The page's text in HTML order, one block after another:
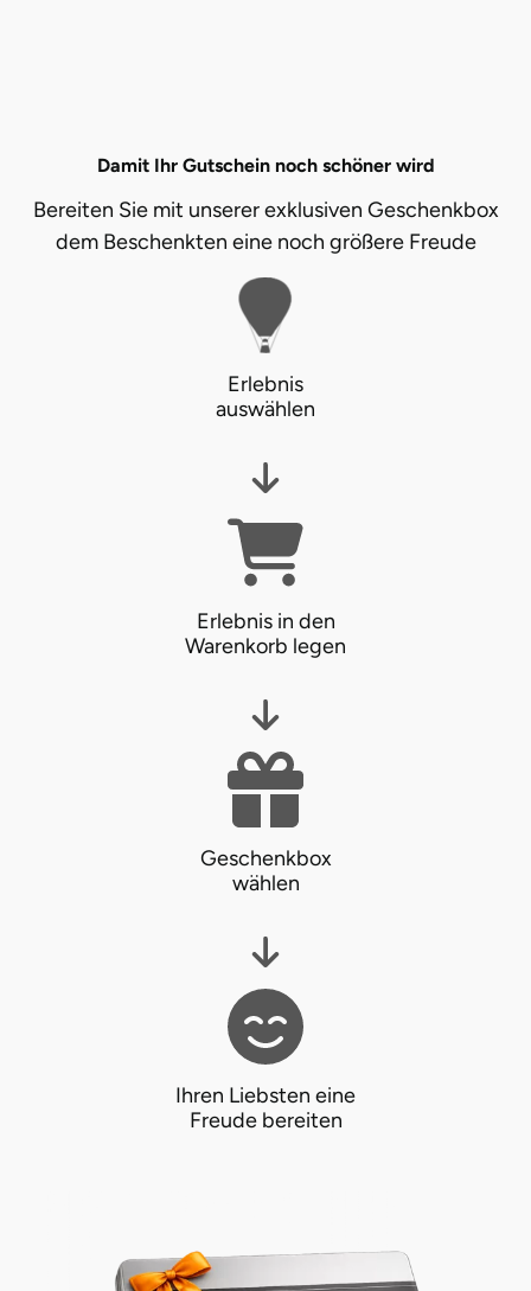
Damit Ihr Gutschein noch schöner wird
Bereiten Sie mit unserer exklusiven Geschenkbox
dem Beschenkten eine noch größere Freude
Erlebnis
auswählen
Erlebnis in den
Warenkorb legen
Geschenkbox
wählen
Ihren Liebsten eine
Freude bereiten